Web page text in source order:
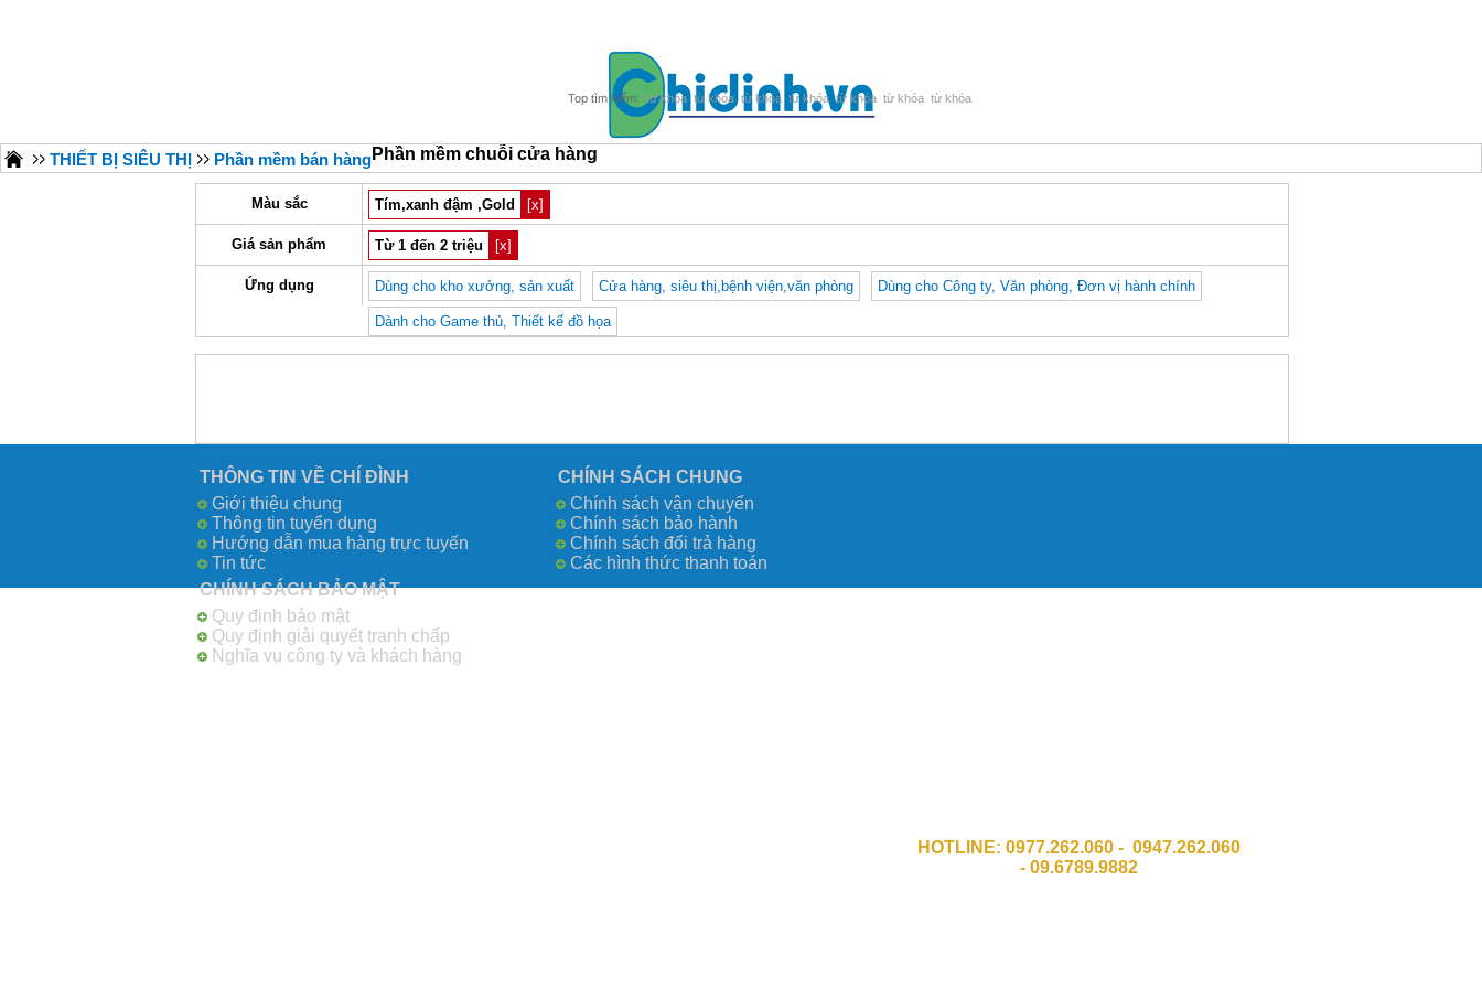
từ khóa từ khóa từ khóa từ khóa từ khóa từ khóa từ khóa
THIẾT BỊ SIÊU THỊ Phần mềm bán hàngPhần mềm chuỗi cửa hàng
Màu sắc Tím,xanh đậm ,Gold [x]
Giá sản phẩm Từ 1 đến 2 triệu [x]
Ứng dụng Dùng cho kho xưởng, sản xuất Cửa hàng, siêu thị,bệnh viện,văn phòng Dùng cho Công ty, Văn phòng, Đơn vị hành chính
Dành cho Game thủ, Thiết kế đồ họa
THÔNG TIN VỀ CHÍ ĐÌNH
Giới thiệu chung
Thông tin tuyển dụng
Hướng dẫn mua hàng trực tuyến
Tin tức
CHÍNH SÁCH CHUNG
Chính sách vận chuyển
Chính sách bảo hành
Chính sách đổi trả hàng
Các hình thức thanh toán
CHÍNH SÁCH BẢO MẬT
Quy định bảo mật
Quy định giải quyết tranh chấp
Nghĩa vụ công ty và khách hàng
HOTLINE: 0977.262.060 - 0947.262.060
-09.6789.9882